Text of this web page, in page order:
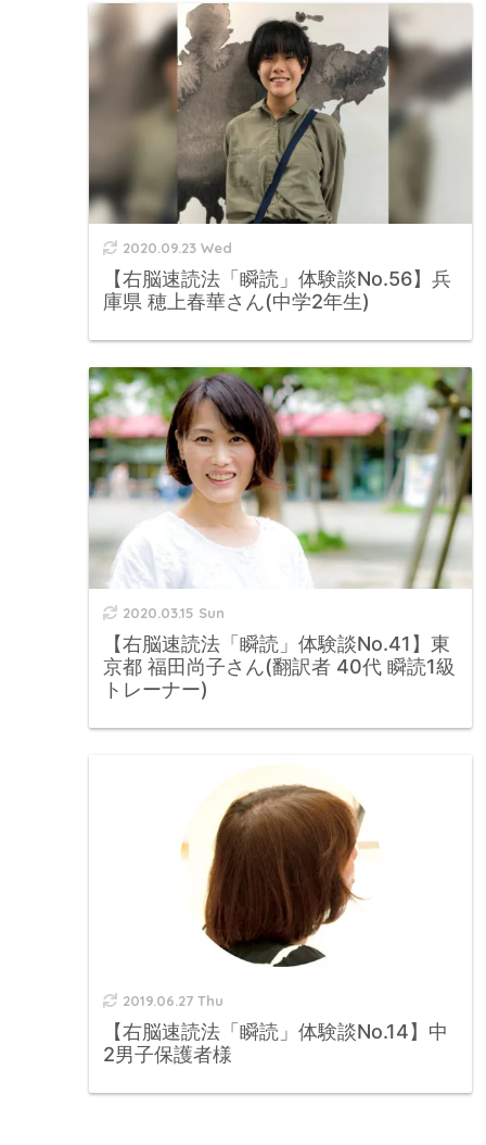
2020.09.23 Wed
【右脳速読法「瞬読」体験談No.56】兵
庫県 穂上春華さん(中学2年生)
2020.03.15 Sun
【右脳速読法「瞬読」体験談No.41】東
京都 福田尚子さん(翻訳者 40代 瞬読1級
トレーナー)
2019.06.27 Thu
【右脳速読法「瞬読」体験談No.14】中
2男子保護者様